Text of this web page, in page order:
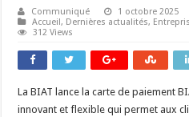
Communiqué
1 octobre 2025
Accueil, Dernières actualités,
312 Views
La BIAT lance la carte de paiement
innovant et flexible qui permet aux